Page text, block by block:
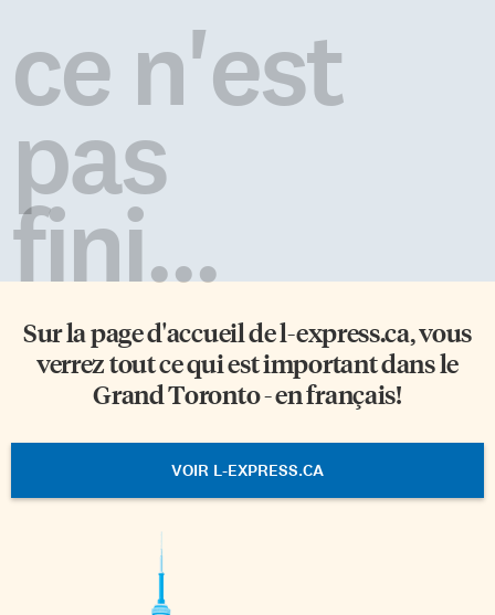
ce n'est
pas
fini...
Sur la page d'accueil del-express.ca, vous
verrez tout ce qui est important dans le
Grand Toronto - en français!
VOIR L-EXPRESS.CA